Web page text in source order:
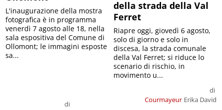
di
L'inaugurazione della mostra
fotografica è in programma
venerdì 7 agosto alle 18, nella
sala espositiva del Comune di
Ollomont; le immagini esposte
sa...
della strada della Val
Ferret
Courmayeur
di
Erika David
Riapre oggi, giovedì 6 agosto,
solo di giorno e solo in
discesa, la strada comunale
della Val Ferret; si riduce lo
scenario di rischio, in
movimento u...